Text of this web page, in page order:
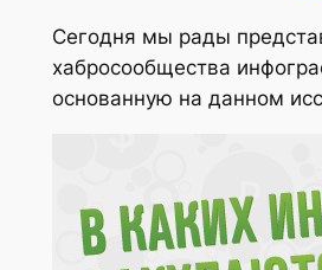
Сегодня мы рады
хабросообщества
основанную на данном